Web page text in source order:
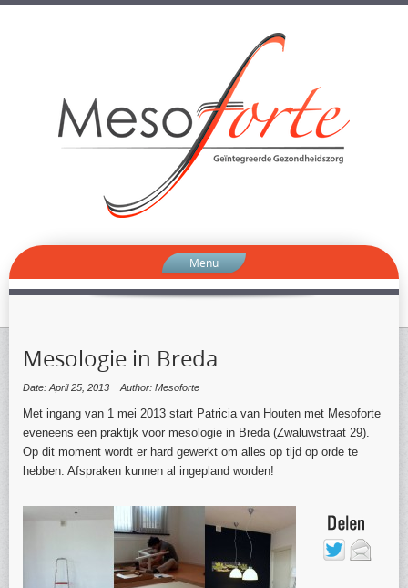
Menu
Mesologie in Breda
Date: April 25, 2013 Author: Mesoforte
Met ingang van 1 mei 2013 start Patricia van Houten met Mesoforte
eveneens een praktijk voor mesologie in Breda (Zwaluwstraat 29).
Op dit moment wordt er hard gewerkt om alles op tijd op orde te
hebben. Afspraken kunnen al ingepland worden!